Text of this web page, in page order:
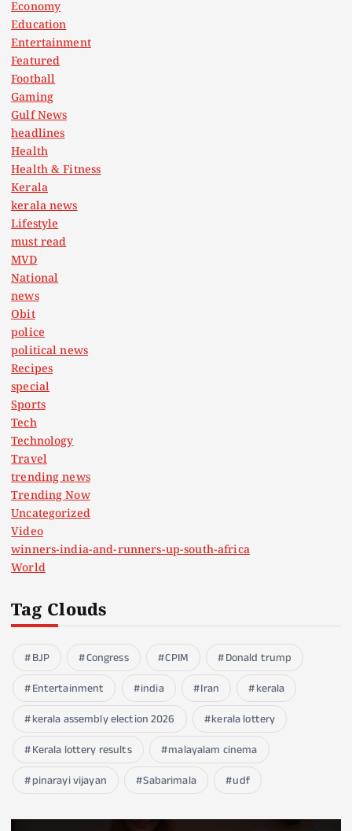
Economy
Education
Entertainment
Featured
Football
Gaming
Gulf News
headlines
Health
Health & Fitness
Kerala
kerala news
Lifestyle
must read
MVD
National
news
Obit
police
political news
Recipes
special
Sports
Tech
Technology
Travel
trending news
Trending Now
Uncategorized
Video
winners-india-and-runners-up-south-africa
World
Tag Clouds
BJP Congress CPIM
Donald trump
Entertainment
india Iran
kerala
kerala assembly election 2026
kerala lottery
Kerala lottery results
malayalam cinema
pinarayi vijayan
Sabarimala udf